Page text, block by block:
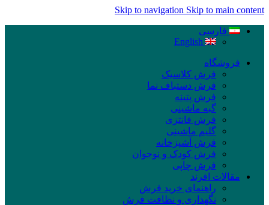
Skip to navigation Skip to main content
فارسی
English
فروشگاه
فرش کلاسیک
فرش دستباف نما
فرش پتینه
گبه ماشینی
فرش فانتزی
گلیم ماشینی
فرش آشپزخانه
فرش کودک و نوجوان
فرش چاپی
مقالات افرند
راهنمای خرید فرش
نگهداری و نظافت فرش